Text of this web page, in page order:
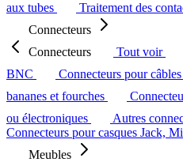
aux tubes
Traitement des
Connecteurs
Connecteurs
Tout voir
BNC
Connecteurs pour câbles
bananes et fourches
ou électroniques
Autres
Connecteurs pour casques Jack,
Meubles